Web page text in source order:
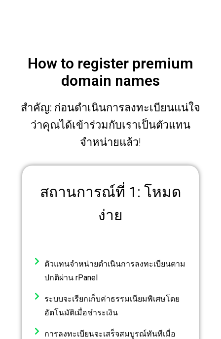
How to register premium
domain names
สำคัญ: ก่อนดำเนินการลงทะเบียนแน่ใจ
ว่าคุณได้เข้าร่วมกับเราเป็นตัวแทน
จำหน่ายแล้ว!
สถานการณ์ที่ 1: โหมด
ง่าย
ตัวแทนจำหน่ายดำเนินการลงทะเบียนตาม
ปกติผ่าน rPanel
ระบบจะเรียกเก็บค่าธรรมเนียมพิเศษโดย
อัตโนมัติเมื่อชำระเงิน
การลงทะเบียนจะเสร็จสมบูรณ์ทันทีเมื่อ